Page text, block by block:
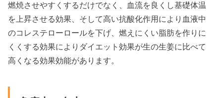
燃焼させやすくするだけでなく、血流を良くし基礎体温
を上昇させる効果、そして高い抗酸化作用により血液中
のコレステローロールを下げ、燃えにくい脂肪を作りに
くくする効果によりダイエット効果が生の生姜に比べて
高くなる効果効能があります。